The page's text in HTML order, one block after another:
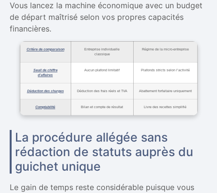
Vous lancez la machine économique avec un budget
de départ maîtrisé selon vos propres capacités
financières.
Critère de comparaison
Entreprise individuelle
classique
Régime de la micro-entreprise
Seuil de chiffre
d’affaires
Aucun plafond limitatif Plafonds stricts selon l’activité
Déduction des charges Déduction des frais réels et TVA Abattement forfaitaire uniquement
Comptabilité Bilan et compte de résultat Livre des recettes simplifié
La procédure allégée sans
rédaction de statuts auprès du
guichet unique
Le gain de temps reste considérable puisque vous